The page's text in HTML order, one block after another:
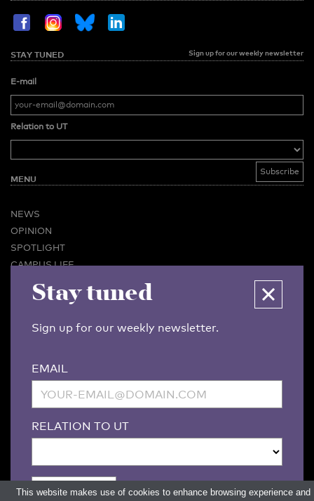
STAY TUNED Sign up for our weekly newsletter
E-mail
Relation to UT
MENU
NEWS
OPINION
SPOTLIGHT
CAMPUS LIFE
VIDEO
BUSINESS & CAREER
CONTACT
ARCHIVE
MORE
LINKS
DISCLAIMER / COPYRIGHT REDACTIESTATUUT(PDF)
/EDITORIAL STATUTE
Stay tuned
Sign up for our weekly newsletter.
EMAIL
RELATION TO UT
This website makes use of cookies to enhance browsing experience and